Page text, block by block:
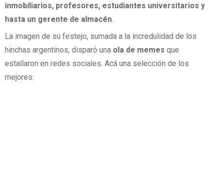
inmobiliarios, profesores, estudiantes universitarios y
hasta un gerente de almacén
La imagen de su festejo, sumada a la incredulidad de los
hinchas argentinos, disparó una ola de memes que
estallaron en redes sociales. Acá una selección de los
mejores: